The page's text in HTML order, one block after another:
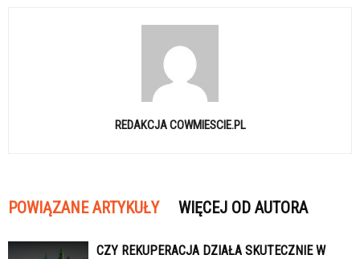
REDAKCJA COWMIESCIE.PL
POWIĄZANE ARTYKUŁY WIĘCEJ OD AUTORA
CZY REKUPERACJA DZIAŁA SKUTECZNIE W